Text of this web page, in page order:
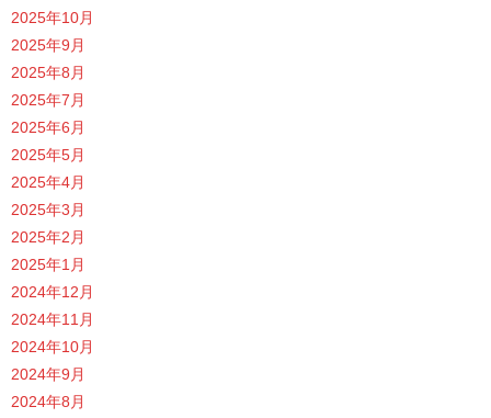
2025年10月
2025年9月
2025年8月
2025年7月
2025年6月
2025年5月
2025年4月
2025年3月
2025年2月
2025年1月
2024年12月
2024年11月
2024年10月
2024年9月
2024年8月